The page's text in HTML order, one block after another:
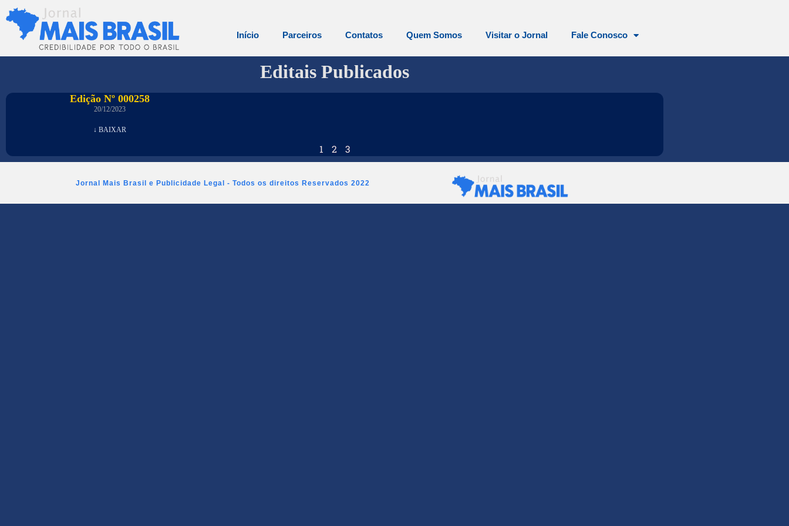
Início Parceiros Contatos Quem Somos Visitar o Jornal Fale Conosco
Editais Publicados
Edição Nº 000258
20/12/2023
↓ BAIXAR
1 2 3
Jornal Mais Brasil e Publicidade Legal - Todos os direitos Reservados 2022